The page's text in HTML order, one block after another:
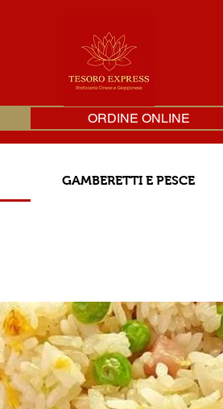
ORDINE ONLINE
GAMBERETTI E PESCE